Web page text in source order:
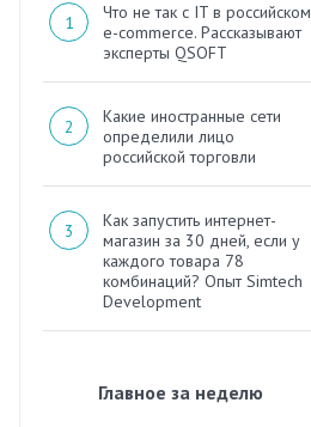
Что не так с IT в российском
e-commerce. Рассказывают
эксперты QSOFT
Какие иностранные сети
определили лицо
российской торговли
Как запустить интернет-
магазин за 30 дней, если у
каждого товара 78
комбинаций? Опыт Simtech
Development
Главное за неделю